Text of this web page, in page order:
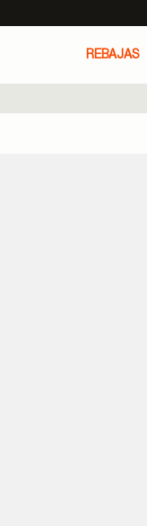
REBAJAS